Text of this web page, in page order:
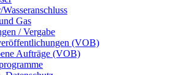
Wasseranschluss
Gas
/ Vergabe
(VOB)
Aufträge (VOB)